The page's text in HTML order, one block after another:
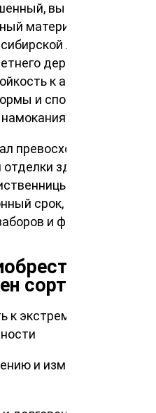
вы получаете не
материал, но и
лиственнице.
дерева
к атмосферным
и способность
превосходно подходит
зданий.
обеспечивает
срок, делая его
и фасадов.
сорта Прима?
к экстремальным
и изменению формы